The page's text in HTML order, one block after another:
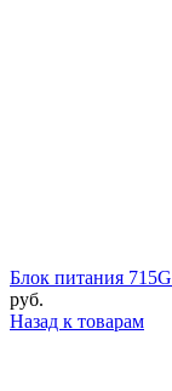
Блок питания
руб.
Назад к товарам